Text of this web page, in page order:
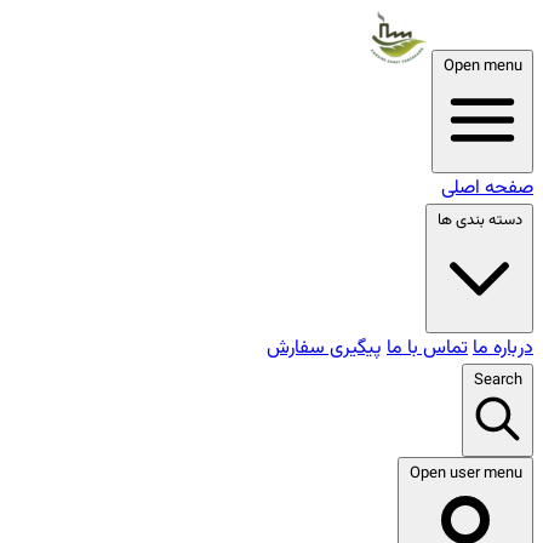
Open menu
صفحه اصلی
دسته بندی ها
درباره ماتماس با ما پیگیری سفارش
Search
Open user menu